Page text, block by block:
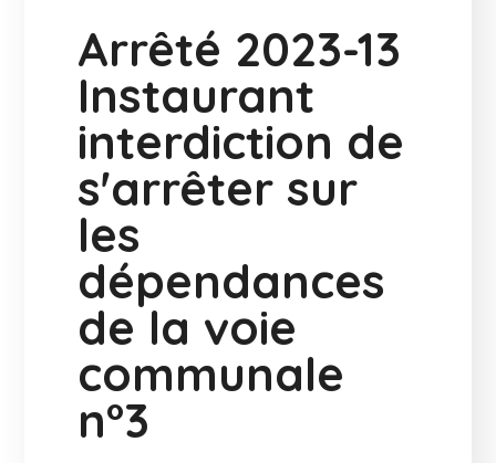
Arrêté 2023-13
Instaurant
interdiction de
s'arrêter sur
les
dépendances
de la voie
communale
n°3